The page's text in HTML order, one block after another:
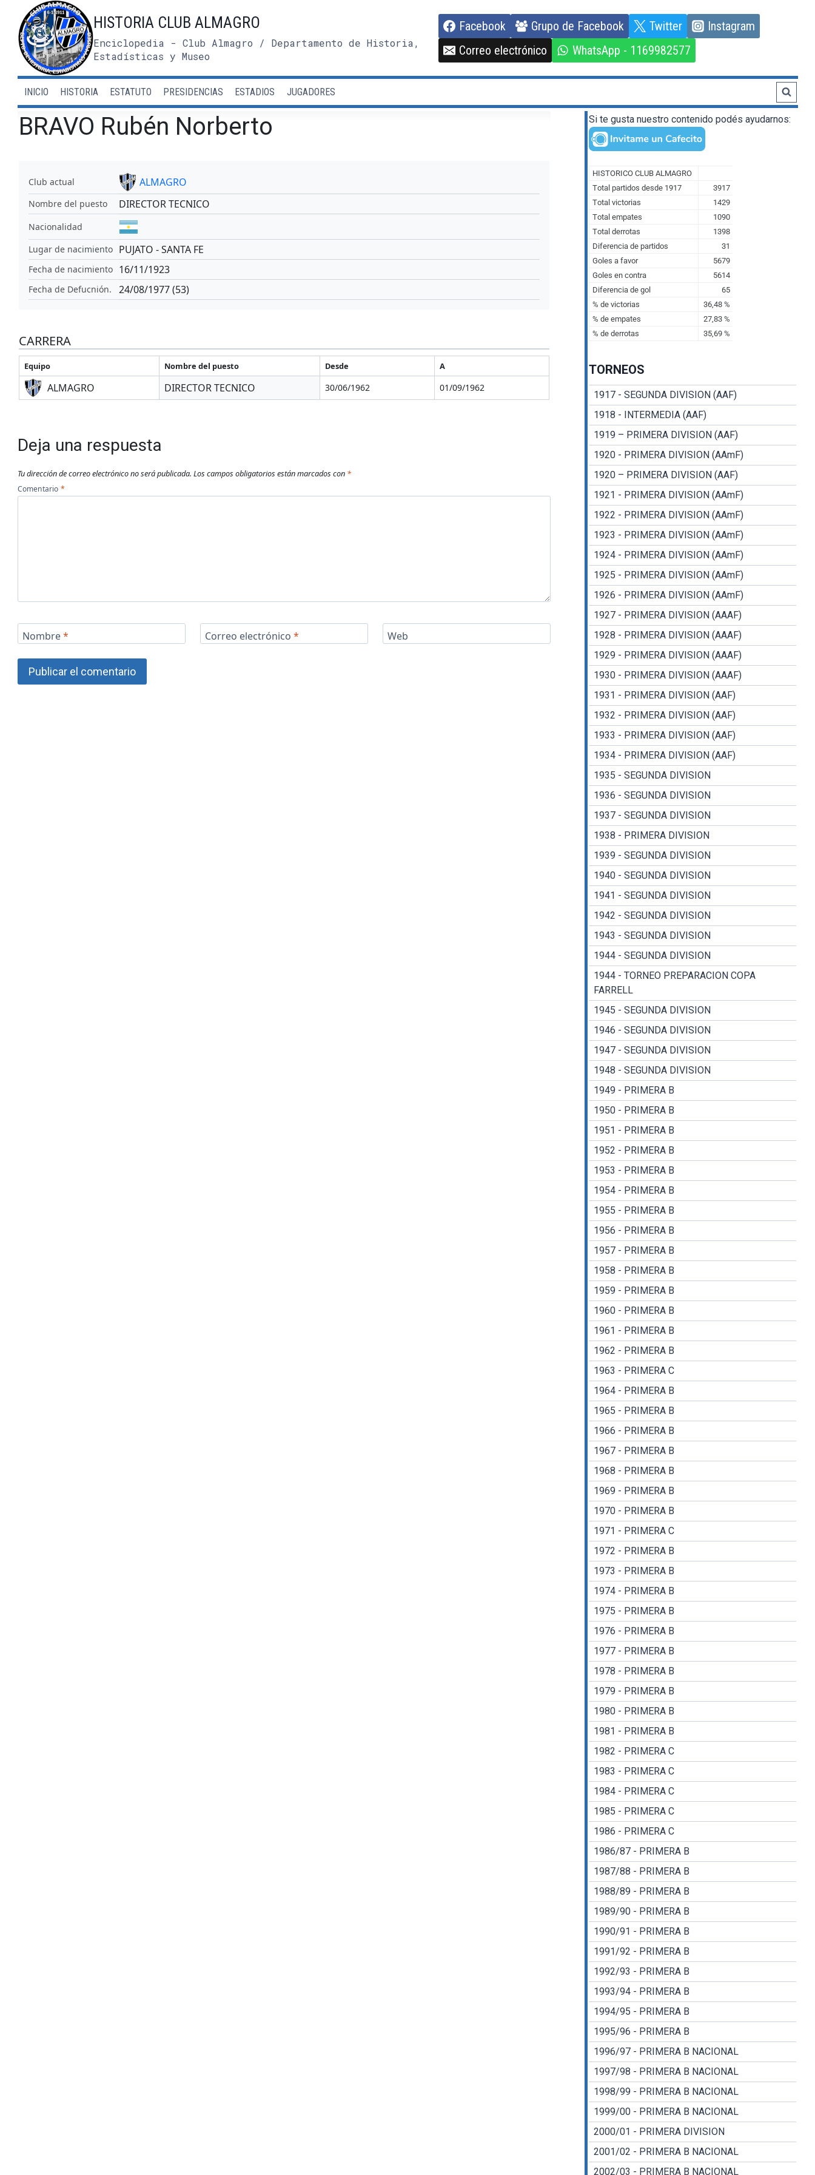
contenido
HISTORIA CLUB ALMAGRO
Enciclopedia - Club Almagro / Departamento de Historia,
Estadísticas y Museo
Facebook Grupo de Facebook Twitter
Instagram
Correo electrónico
WhatsApp - 1169982577
INICIO HISTORIA ESTATUTO PRESIDENCIAS ESTADIOS JUGADORES
BRAVO Rubén Norberto
Club actual ALMAGRO
Nombre del puesto DIRECTOR TECNICO
Nacionalidad
Lugar de nacimiento
PUJATO - SANTA FE
Fecha de nacimiento 16/11/1923
Fecha de Defucnión. 24/08/1977 (53)
CARRERA
Equipo Nombre del puesto Desde A
ALMAGRO DIRECTOR TECNICO 30/06/1962 01/09/1962
Deja una respuesta
Tu dirección de correo electrónico no será publicada. Los campos obligatorios están marcados con *
Comentario *
Nombre* Correo electrónico * Web
Si te gusta nuestro contenido podés ayudarnos:
TORNEOS
1917 - SEGUNDA DIVISION (AAF)
1918 - INTERMEDIA (AAF)
1919 – PRIMERA DIVISION (AAF)
1920 - PRIMERA DIVISION (AAmF)
1920 – PRIMERA DIVISION (AAF)
1921 - PRIMERA DIVISION (AAmF)
1922 - PRIMERA DIVISION (AAmF)
1923 - PRIMERA DIVISION (AAmF)
1924 - PRIMERA DIVISION (AAmF)
1925 - PRIMERA DIVISION (AAmF)
1926 - PRIMERA DIVISION (AAmF)
1927 - PRIMERA DIVISION (AAAF)
1928 - PRIMERA DIVISION (AAAF)
1929 - PRIMERA DIVISION (AAAF)
1930 - PRIMERA DIVISION (AAAF)
1931 - PRIMERA DIVISION (AAF)
1932 - PRIMERA DIVISION (AAF)
1933 - PRIMERA DIVISION (AAF)
1934 - PRIMERA DIVISION (AAF)
1935 - SEGUNDA DIVISION
1936 - SEGUNDA DIVISION
1937 - SEGUNDA DIVISION
1938 - PRIMERA DIVISION
1939 - SEGUNDA DIVISION
1940 - SEGUNDA DIVISION
1941 - SEGUNDA DIVISION
1942 - SEGUNDA DIVISION
1943 - SEGUNDA DIVISION
1944 - SEGUNDA DIVISION
1944 - TORNEO PREPARACION COPA
FARRELL
1945 - SEGUNDA DIVISION
1946 - SEGUNDA DIVISION
1947 - SEGUNDA DIVISION
1948 - SEGUNDA DIVISION
1949 - PRIMERA B
1950 - PRIMERA B
1951 - PRIMERA B
1952 - PRIMERA B
1953 - PRIMERA B
1954 - PRIMERA B
1955 - PRIMERA B
1956 - PRIMERA B
1957 - PRIMERA B
1958 - PRIMERA B
1959 - PRIMERA B
1960 - PRIMERA B
1961 - PRIMERA B
1962 - PRIMERA B
1963 - PRIMERA C
1964 - PRIMERA B
1965 - PRIMERA B
1966 - PRIMERA B
1967 - PRIMERA B
1968 - PRIMERA B
1969 - PRIMERA B
1970 - PRIMERA B
1971 - PRIMERA C
1972 - PRIMERA B
1973 - PRIMERA B
1974 - PRIMERA B
1975 - PRIMERA B
1976 - PRIMERA B
1977 - PRIMERA B
1978 - PRIMERA B
1979 - PRIMERA B
1980 - PRIMERA B
1981 - PRIMERA B
1982 - PRIMERA C
1983 - PRIMERA C
1984 - PRIMERA C
1985 - PRIMERA C
1986 - PRIMERA C
1986/87 - PRIMERA B
1987/88 - PRIMERA B
1988/89 - PRIMERA B
1989/90 - PRIMERA B
1990/91 - PRIMERA B
1991/92 - PRIMERA B
1992/93 - PRIMERA B
1993/94 - PRIMERA B
1994/95 - PRIMERA B
1995/96 - PRIMERA B
1996/97 - PRIMERA B NACIONAL
1997/98 - PRIMERA B NACIONAL
1998/99 - PRIMERA B NACIONAL
1999/00 - PRIMERA B NACIONAL
2000/01 - PRIMERA DIVISION
2001/02 - PRIMERA B NACIONAL
2002/03 - PRIMERA B NACIONAL